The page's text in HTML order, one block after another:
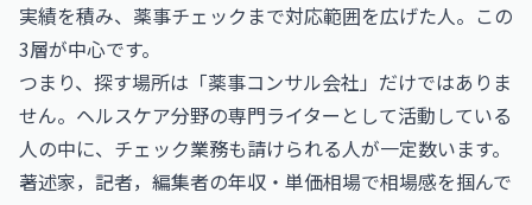
実績を積み、薬事チェックまで対応範囲を広げた人。この
3層が中心です。
つまり、探す場所は「薬事コンサル会社」だけではありま
せん。ヘルスケア分野の専門ライターとして活動している
人の中に、チェック業務も請けられる人が一定数います。
著述家，記者，編集者の年収・単価相場で相場感を掴んで